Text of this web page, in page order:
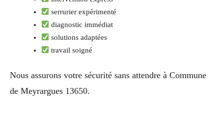
serrurier expérimenté
diagnostic immédiat
solutions adaptées
travail soigné
Nous assurons votre sécurité sans attendre à Commune
de Meyrargues 13650.